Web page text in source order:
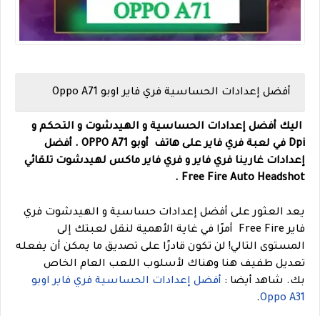
أفضل إعدادات الحساسية فري فاير اوبو Oppo A71
اليك أفضل إعدادات الحساسية و الهيدشوت و التحكم و
Dpi في لعبة فري فاير على هاتف
أوبو OPPO A71 .
أفضل
إعدادات غارينا فري فاير و فري فاير ماكس لهيدشوت تلقائي
Free Fire Auto Headshot .
يعد العثور على أفضل إعدادات حساسية و الهيدشوت فري
فاير Free Fire أمرًا في غاية الأهمية لنقل لعبتك إلى
المستوى التالي! لن تكون قادرًا على تصديق ما يمكن أن يفعله
تعديل طفيف هنا وهناك لأسلوب اللعب العام الخاص
بك. شاهد أيضا : أفضل إعدادات الحساسية فري فاير اوبو
Oppo A31
.